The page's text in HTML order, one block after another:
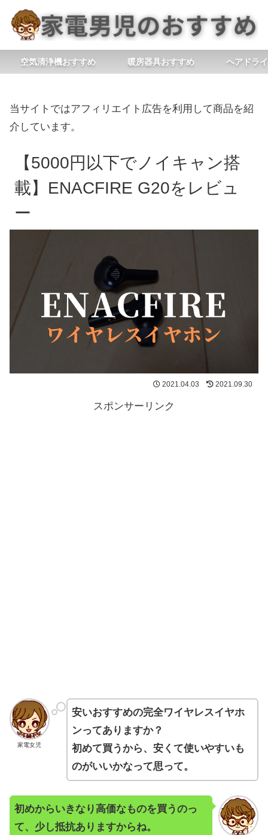
空気清浄機おすすめ 暖房器具おすすめ ヘアドラ
当サイトではアフィリエイト広告を利用して商品を紹
介しています。
【5000円以下でノイキャン搭
載】ENACFIRE G20をレビュ
ー
2021.04.03 2021.09.30
スポンサーリンク
家電女児
安いおすすめの完全ワイヤレスイヤホ
ンってありますか？
初めて買うから、安くて使いやすいも
のがいいかなって思って。
初めからいきなり高価なものを買うのっ
て、少し抵抗ありますからね。